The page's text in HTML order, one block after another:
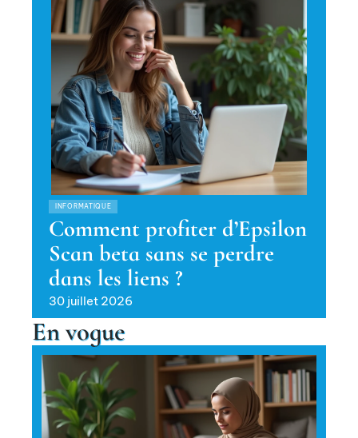
INFORMATIQUE
Comment profiter d’Epsilon
Scan beta sans se perdre
dans les liens ?
30 juillet 2026
En vogue